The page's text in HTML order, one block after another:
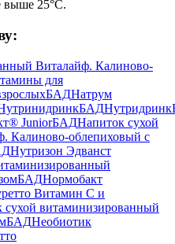
выше 25°С.
Виталайф. Калиново-
для
БАДНатрум
БАДНутридринк
JuniorБАДНапиток сухой
Калиново-облепиховый с
Нутризон Эдванст
БАДНормобакт
Витамин C и
сухой витаминизированный
БАДНеобиотик